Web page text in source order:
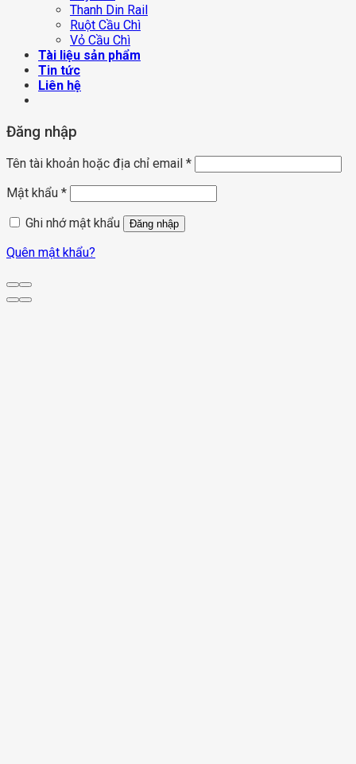
Thanh Din Rail
Ruột Cầu Chì
Vỏ Cầu Chì
Tài liệu sản phẩm
Tin tức
Liên hệ
Đăng nhập
Tên tài khoản hoặc địa chỉ email *
Mật khẩu *
Ghi nhớ mật khẩu
Đăng nhập
Quên mật khẩu?